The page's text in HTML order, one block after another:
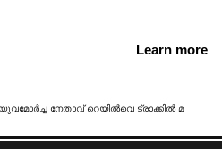
യുവമോര്‍ച്ച നേതാവ് റെയില്‍വെ ട്രാക്കില്‍ മരിച്ച നിലയില്‍